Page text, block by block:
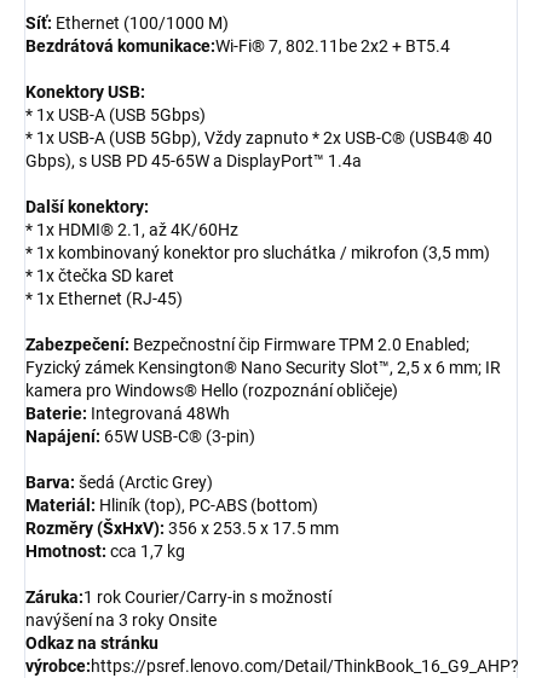
Síť: Ethernet (100/1000 M)
Bezdrátová komunikace:Wi-Fi® 7, 802.11be 2x2 + BT5.4
Konektory USB:
* 1x USB-A (USB 5Gbps)
* 1x USB-A (USB 5Gbp), Vždy zapnuto * 2x USB-C® (USB4® 40
Gbps), s USB PD 45-65W a DisplayPort™ 1.4a
Další konektory:
* 1x HDMI® 2.1, až 4K/60Hz
* 1x kombinovaný konektor pro sluchátka / mikrofon (3,5 mm)
* 1x čtečka SD karet
* 1x Ethernet (RJ-45)
Zabezpečení: Bezpečnostní čip Firmware TPM 2.0 Enabled;
Fyzický zámek Kensington® Nano Security Slot™, 2,5 x 6 mm; IR
kamera pro Windows® Hello (rozpoznání obličeje)
Baterie: Integrovaná 48Wh
Napájení: 65W USB-C® (3-pin)
Barva: šedá (Arctic Grey)
Materiál: Hliník (top), PC-ABS (bottom)
Rozměry (ŠxHxV): 356 x 253.5 x 17.5 mm
Hmotnost: cca 1,7 kg
Záruka:1 rok Courier/Carry-in s možností
navýšení na 3 roky Onsite
Odkaz na stránku
výrobce:https://psref.lenovo.com/Detail/ThinkBook_16_G9_AHP?